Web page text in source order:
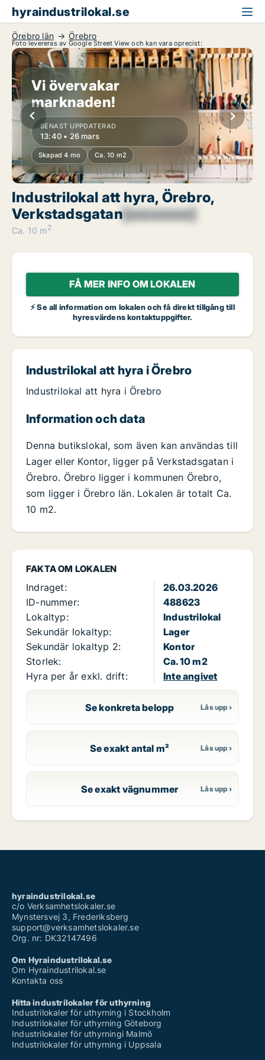
hyraindustrilokal.se
Örebro län Örebro
Foto levereras av Google Street View och kan vara oprecist:
Vi övervakar
marknaden!
SENAST UPPDATERAD
13:40 • 26 mars
Skapad 4 mo Ca. 10 m2
Industrilokal att hyra, Örebro,
Verkstadsgatan[xxxxxxxx]
Ca. 10 m 2
FÅ MER INFO OM LOKALEN
⚡ Se all information om lokalen och få direkt tillgång till
hyresvärdens kontaktuppgifter.
FAKTA OM LOKALEN
Indraget:
26.03.2026
ID-nummer:
488623
Lokaltyp:
Industrilokal
Sekundär lokaltyp:
Lager
Sekundär lokaltyp 2:
Kontor
Storlek:
Ca. 10 m2
Hyra per år exkl. drift:
Inte angivet
Se konkreta belopp
Se exakt antal m²
Se exakt vägnummer
Industrilokal att hyra i Örebro
Industrilokal att hyra i Örebro
Information och data
Denna butikslokal, som även kan användas till
Lager eller Kontor, ligger på Verkstadsgatan i
Örebro. Örebro ligger i kommunen Örebro,
som ligger i Örebro län. Lokalen är totalt Ca.
10 m2.
hyraindustrilokal.se
c/o Verksamhetslokaler.se
Mynstersvej 3, Frederiksberg
support@verksamhetslokaler.se
Org. nr: DK32147496
Om Hyraindustrilokal.se
Om Hyraindustrilokal.se
Kontakta oss
Hitta industrilokaler för uthyrning
Industrilokaler för uthyrning i Stockholm
Industrilokaler för uthyrning Göteborg
Industrilokaler för uthyrningi Malmö
Industrilokaler för uthyrning i Uppsala